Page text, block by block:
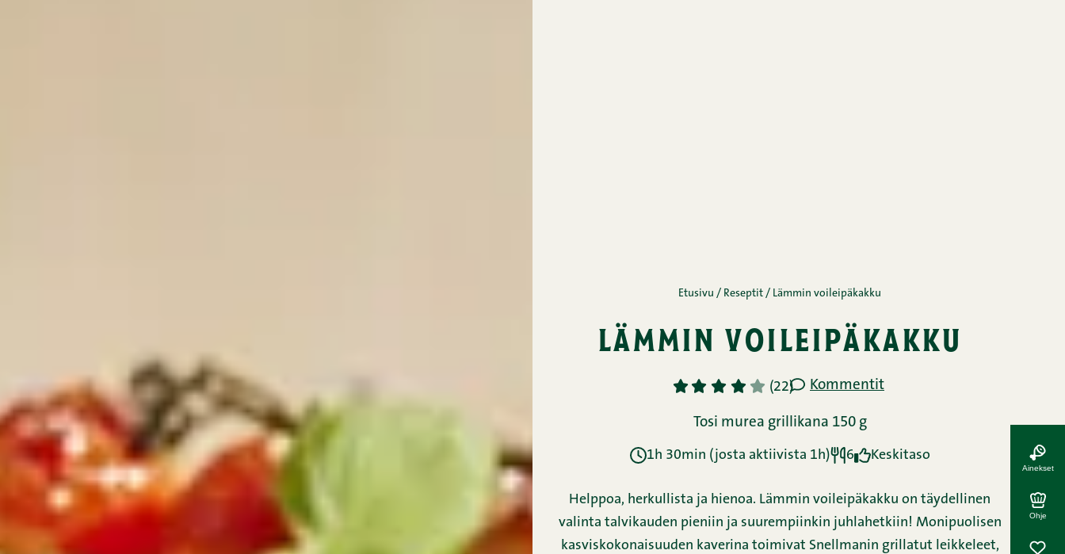
Etusivu / Reseptit / Lämmin voileipäkakku
lämmin voileipäkakku
1 2 3 4 5 (22) Kommentit
Tosi murea grillikana 150 g
1h 30min (josta aktiivista 1h) 6 Keskitaso
Helppoa, herkullista ja hienoa. Lämmin voileipäkakku on täydellinen
valinta talvikauden pieniin ja suurempiinkin juhlahetkiin! Monipuolisen
kasviskokonaisuuden kaverina toimivat Snellmanin grillatut leikkeleet,
Ainekset
Ohje